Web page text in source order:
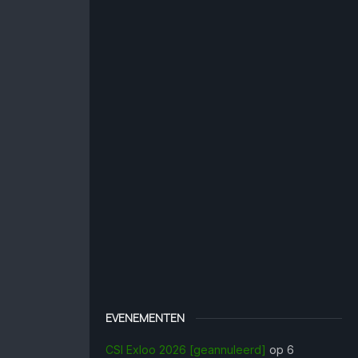
EVENEMENTEN
CSI Exloo 2026 [geannuleerd] op 6